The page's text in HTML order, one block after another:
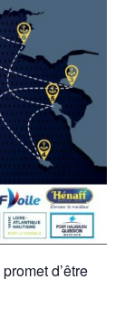
promet d’être